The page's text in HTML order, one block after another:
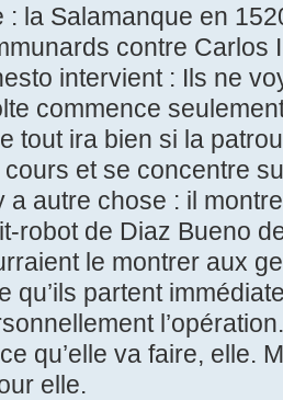
: la Salamanque en
contre Carlos
intervient : Ils ne
commence
tout ira bien si la
et se concentre
a autre chose : il
robot de Diaz Bueno
le montrer aux
qu’ils partent
qu’elle va faire, elle.
elle.